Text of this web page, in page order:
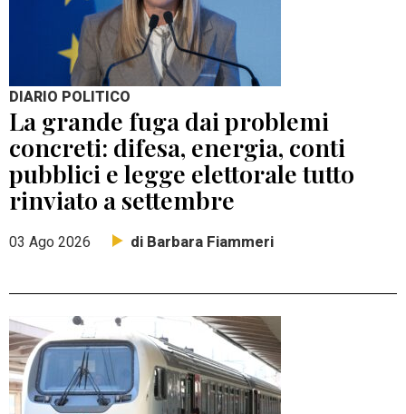
DIARIO POLITICO
La grande fuga dai problemi
concreti: difesa, energia, conti
pubblici e legge elettorale tutto
rinviato a settembre
03 Ago 2026 di Barbara Fiammeri